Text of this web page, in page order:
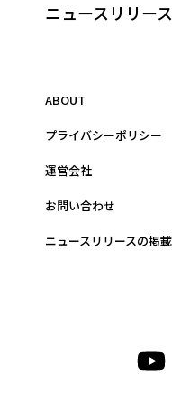
ニュースリリース
ABOUT
プライバシーポリシー
運営会社
お問い合わせ
ニュースリリースの掲